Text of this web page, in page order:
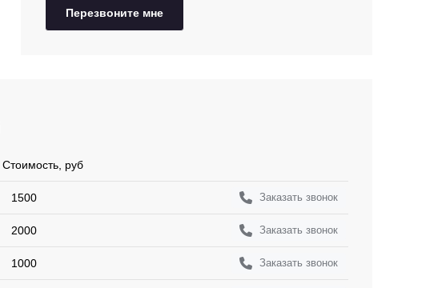
Перезвоните мне
Стоимость, руб
1500 Заказать звонок
2000 Заказать звонок
1000 Заказать звонок